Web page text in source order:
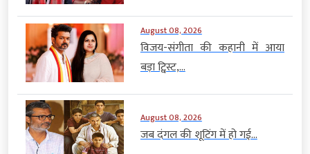
August 08, 2026
विजय-संगीता की कहानी में आया
बड़ा ट्विस्ट,...
August 08, 2026
जब दंगल की शूटिंग में हो गई...